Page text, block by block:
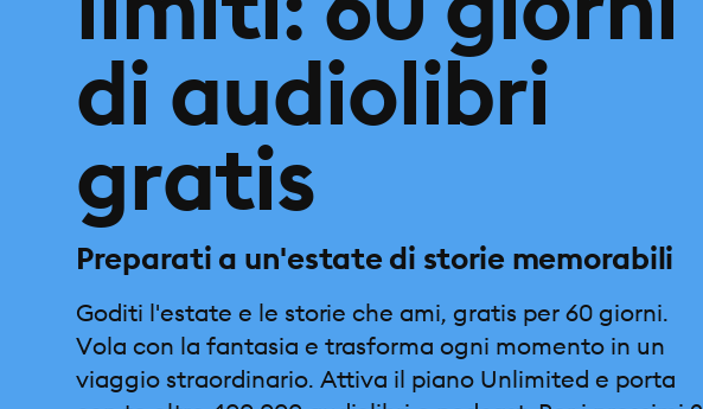
di audiolibri
gratis
Preparati a un'estate di storie memorabili
Goditi l'estate e le storie che ami, gratis per 60 giorni.
Vola con la fantasia e trasforma ogni momento in un
viaggio straordinario. Attiva il piano Unlimited e porta